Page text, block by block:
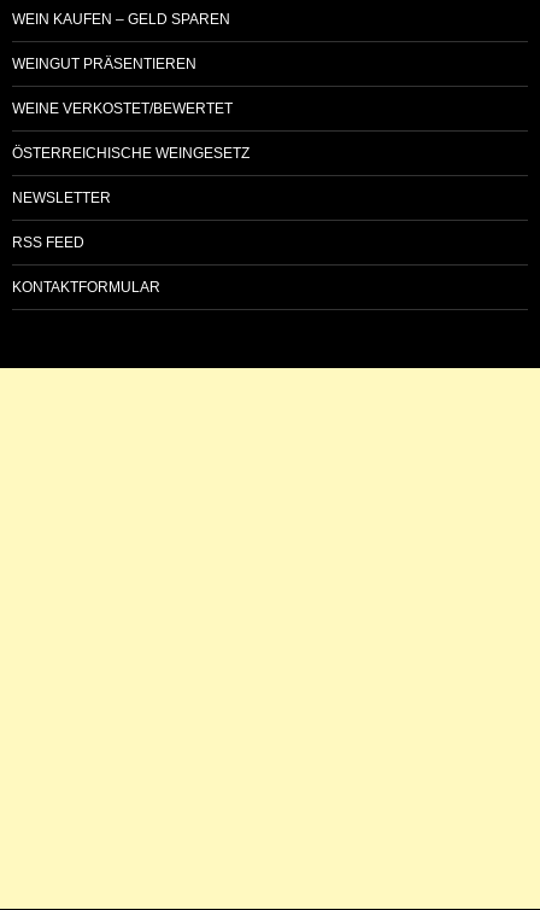
WEIN KAUFEN – GELD SPAREN
WEINGUT PRÄSENTIEREN
WEINE VERKOSTET/BEWERTET
ÖSTERREICHISCHE WEINGESETZ
NEWSLETTER
RSS FEED
KONTAKTFORMULAR